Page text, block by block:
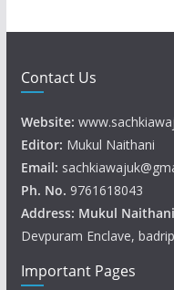
Contact Us
Website:
Editor: Mukul Naithani
Email:
Ph. No. 9761618043
Address: Mukul Naithani
Devpuram Enclave,
Important Pages